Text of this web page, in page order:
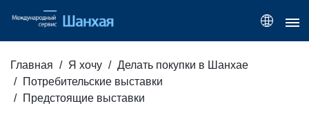
Главная Я хочу
Делать покупки в Шанхае
Потребительские выставки
Предстоящие выставки